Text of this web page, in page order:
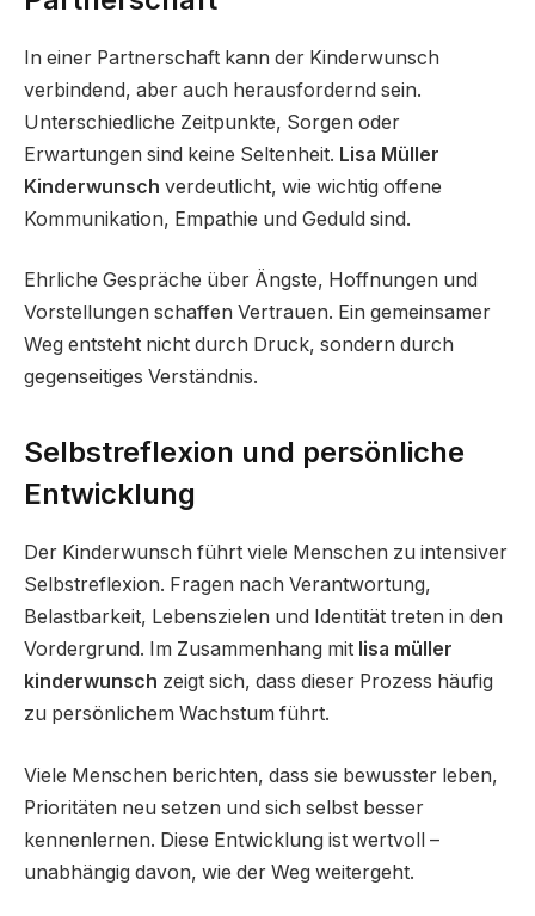
In einer Partnerschaft kann der Kinderwunsch
verbindend, aber auch herausfordernd sein.
Unterschiedliche Zeitpunkte, Sorgen oder
Erwartungen sind keine Seltenheit. Lisa Müller
Kinderwunsch verdeutlicht, wie wichtig offene
Kommunikation, Empathie und Geduld sind.
Ehrliche Gespräche über Ängste, Hoffnungen und
Vorstellungen schaffen Vertrauen. Ein gemeinsamer
Weg entsteht nicht durch Druck, sondern durch
gegenseitiges Verständnis.
Selbstreflexion und persönliche
Entwicklung
Der Kinderwunsch führt viele Menschen zu intensiver
Selbstreflexion. Fragen nach Verantwortung,
Belastbarkeit, Lebenszielen und Identität treten in den
Vordergrund. Im Zusammenhang mit lisa müller
kinderwunsch zeigt sich, dass dieser Prozess häufig
zu persönlichem Wachstum führt.
Viele Menschen berichten, dass sie bewusster leben,
Prioritäten neu setzen und sich selbst besser
kennenlernen. Diese Entwicklung ist wertvoll –
unabhängig davon, wie der Weg weitergeht.